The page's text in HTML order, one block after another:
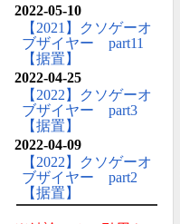
2022-05-10
【2021】クソゲーオ
ブザイヤー part11
【据置】
2022-04-25
【2022】クソゲーオ
ブザイヤー part3
【据置】
2022-04-09
【2022】クソゲーオ
ブザイヤー part2
【据置】